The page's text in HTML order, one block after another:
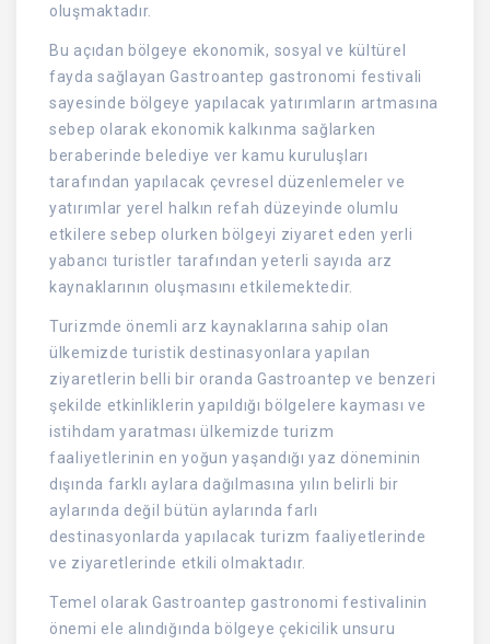
oluşmaktadır.
Bu açıdan bölgeye ekonomik, sosyal ve kültürel
fayda sağlayan Gastroantep gastronomi festivali
sayesinde bölgeye yapılacak yatırımların artmasına
sebep olarak ekonomik kalkınma sağlarken
beraberinde belediye ver kamu kuruluşları
tarafından yapılacak çevresel düzenlemeler ve
yatırımlar yerel halkın refah düzeyinde olumlu
etkilere sebep olurken bölgeyi ziyaret eden yerli
yabancı turistler tarafından yeterli sayıda arz
kaynaklarının oluşmasını etkilemektedir.
Turizmde önemli arz kaynaklarına sahip olan
ülkemizde turistik destinasyonlara yapılan
ziyaretlerin belli bir oranda Gastroantep ve benzeri
şekilde etkinliklerin yapıldığı bölgelere kayması ve
istihdam yaratması ülkemizde turizm
faaliyetlerinin en yoğun yaşandığı yaz döneminin
dışında farklı aylara dağılmasına yılın belirli bir
aylarında değil bütün aylarında farlı
destinasyonlarda yapılacak turizm faaliyetlerinde
ve ziyaretlerinde etkili olmaktadır.
Temel olarak Gastroantep gastronomi festivalinin
önemi ele alındığında bölgeye çekicilik unsuru